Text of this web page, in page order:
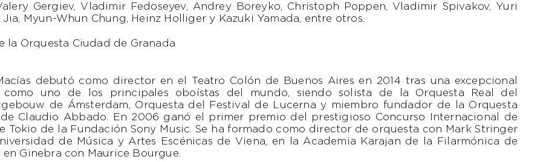
Gergiev, Vladimir Fedoseyev, Andrey Boreyko, Christoph Poppen, Vladimir Spivakov, Yuri
Jia, Myun-Whun Chung, Heinz Holliger y Kazuki Yamada, entre otros.
Orquesta Ciudad de Granada
debutó como director en el Teatro Colón de Buenos Aires en 2014 tras una excepcional
como uno de los principales oboístas del mundo, siendo solista de la Orquesta Real del
de Ámsterdam, Orquesta del Festival de Lucerna y miembro fundador de la Orquesta
de Claudio Abbado. En 2006 ganó el primer premio del prestigioso Concurso Internacional de
Tokio de la Fundación Sony Music. Se ha formado como director de orquesta con Mark Stringer
de Música y Artes Escénicas de Viena, en la Academia Karajan de la Filarmónica de
en Ginebra con Maurice Bourgue.